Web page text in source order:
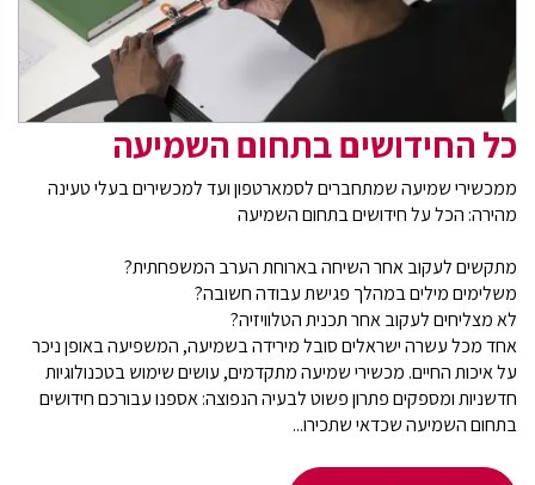
כל החידושים בתחום השמיעה
ממכשירי שמיעה שמתחברים לסמארטפון ועד למכשירים בעלי טעינה
מהירה: הכל על חידושים בתחום השמיעה
מתקשים לעקוב אחר השיחה בארוחת הערב המשפחתית?
משלימים מילים במהלך פגישת עבודה חשובה?
לא מצליחים לעקוב אחר תכנית הטלוויזיה?
אחד מכל עשרה ישראלים סובל מירידה בשמיעה, המשפיעה באופן ניכר
על איכות החיים. מכשירי שמיעה מתקדמים, עושים שימוש בטכנולוגיות
חדשניות ומספקים פתרון פשוט לבעיה הנפוצה: אספנו עבורכם חידושים
בתחום השמיעה שכדאי שתכירו...